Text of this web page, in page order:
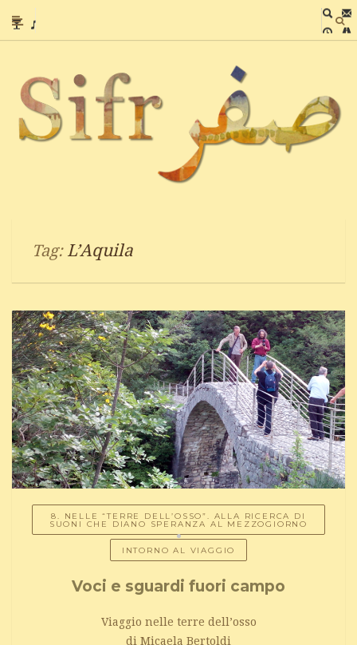
Tag: L’Aquila
8. NELLE “TERRE DELL’OSSO”. ALLA RICERCA DI
SUONI CHE DIANO SPERANZA AL MEZZOGIORNO
INTORNO AL VIAGGIO
Voci e sguardi fuori campo
Viaggio nelle terre dell’osso
di Micaela Bertoldi